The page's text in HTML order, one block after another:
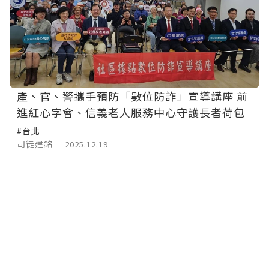
產、官、警攜手預防「數位防詐」宣導講座 前
進紅心字會、信義老人服務中心守護長者荷包
#台北
司徒建銘
2025.12.19